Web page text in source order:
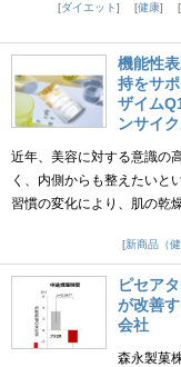
ダイエット
健康
機能性
持をサ
ザイム
ンサイ
近年、美容に対する意識の
く、内側からも整えたいと
習慣の変化により、肌の
新商品（健
ピセア
が改善
会社
森永製菓